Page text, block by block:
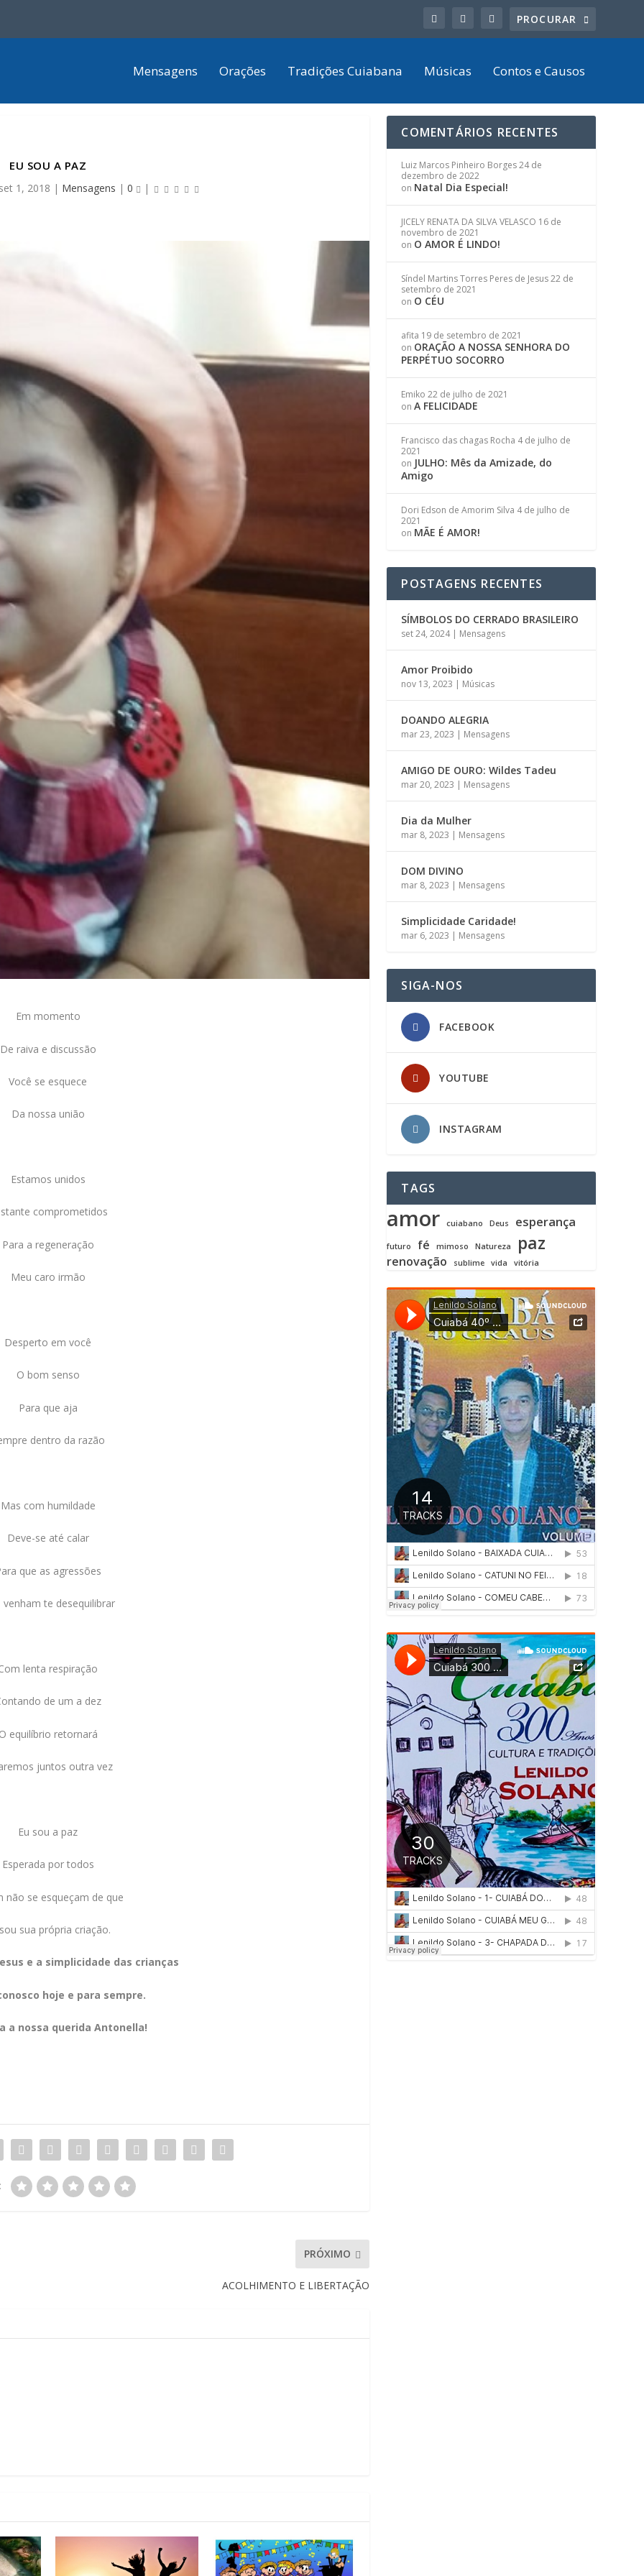
Mensagens Orações Tradições Cuiabana Músicas Contos e Causos
EU SOU A PAZ
1, 2018 | Mensagens |0 |
Em momento
De raiva e discussão
Você se esquece
Da nossa união
Estamos unidos
comprometidos
Para a regeneração
Meu caro irmão
Desperto em você
O bom senso
Para que aja
dentro da razão
Mas com humildade
Deve-se até calar
que as agressões
venham te desequilibrar
lenta respiração
de um a dez
equilíbrio retornará
juntos outra vez
Eu sou a paz
Esperada por todos
não se esqueçam de que
sua própria criação.
e a simplicidade das crianças
hoje e para sempre.
a nossa querida Antonella!
PRÓXIMO
ACOLHIMENTO E LIBERTAÇÃO
COMENTÁRIOS RECENTES
Luiz Marcos Pinheiro Borges24 de
dezembro de 2022
on Natal Dia Especial!
JICELY RENATA DA SILVA VELASCO 16 de
novembro de 2021
on O AMOR É LINDO!
Síndel Martins Torres Peres de Jesus22 de
setembro de 2021
on O CÉU
afita 19 de setembro de 2021
on ORAÇÃO A NOSSA SENHORA DO
PERPÉTUO SOCORRO
Emiko 22 de julho de 2021
onA FELICIDADE
Francisco das chagas Rocha 4 de julho de
2021
on JULHO: Mês da Amizade, do
Amigo
Dori Edson de Amorim Silva 4 de julho de
2021
on MÃE É AMOR!
POSTAGENS RECENTES
SÍMBOLOS DO CERRADO BRASILEIRO
set 24, 2024| Mensagens
Amor Proibido
nov 13, 2023 | Músicas
DOANDO ALEGRIA
mar 23, 2023 | Mensagens
AMIGO DE OURO: Wildes Tadeu
mar 20, 2023 | Mensagens
Dia da Mulher
mar 8, 2023 | Mensagens
DOM DIVINO
mar 8, 2023 | Mensagens
Simplicidade Caridade!
mar 6, 2023 | Mensagens
SIGA-NOS
FACEBOOK
YOUTUBE
INSTAGRAM
TAGS
amor cuiabano Deus esperança
futuro fé mimoso Natureza paz
renovação sublime vida vitória